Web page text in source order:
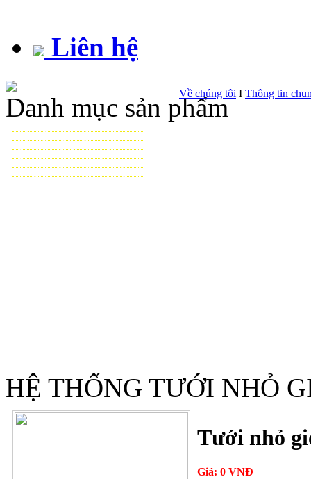
Liên hệ
Về chúng tôi I Thông tin
Danh mục sản phẩm
HỆ THỐNG TƯỚI NHỎ
Tưới nhỏ
Giá: 0 VNĐ